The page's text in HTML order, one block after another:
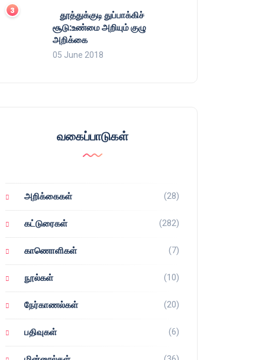
தூத்துக்குடி துப்பாக்கிச்
சூடு:உண்மை அறியும் குழு
அறிக்கை
05 June 2018
வகைப்பாடுகள்
அறிக்கைகள் (28)
கட்டுரைகள் (282)
காணொளிகள் (7)
நூல்கள் (10)
நேர்காணல்கள் (20)
பதிவுகள் (6)